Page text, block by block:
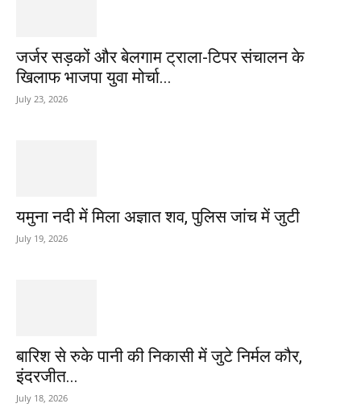
जर्जर सड़कों और बेलगाम ट्राला-टिपर संचालन के
खिलाफ भाजपा युवा मोर्चा...
July 23, 2026
यमुना नदी में मिला अज्ञात शव, पुलिस जांच में जुटी
July 19, 2026
बारिश से रुके पानी की निकासी में जुटे निर्मल कौर,
इंदरजीत...
July 18, 2026